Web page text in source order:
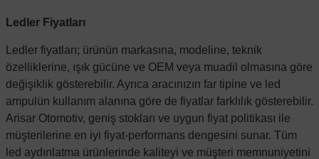
Ledler Fiyatları
Ledler fiyatları; ürünün markasına, modeline, teknik
özelliklerine, ışık gücüne ve OEM veya muadil olmasına göre
değişiklik gösterebilir. Ayrıca aracınızın far tipine ve led
ampulün kullanım alanına göre de fiyatlar farklılık gösterebilir.
Arisar Otomotiv, geniş stokları ve uygun fiyat politikası ile
müşterilerine en iyi fiyat-performans dengesini sunar. Tüm
led aydınlatma ürünlerinde kaliteyi ve müşteri memnuniyetini